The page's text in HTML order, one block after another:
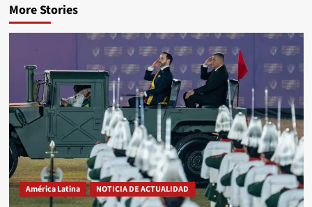
More Stories
América Latina NOTICIA DE ACTUALIDAD